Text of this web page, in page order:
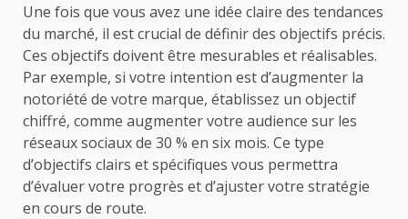
Une fois que vous avez une idée claire des tendances
du marché, il est crucial de définir des objectifs précis.
Ces objectifs doivent être mesurables et réalisables.
Par exemple, si votre intention est d’augmenter la
notoriété de votre marque, établissez un objectif
chiffré, comme augmenter votre audience sur les
réseaux sociaux de 30 % en six mois. Ce type
d’objectifs clairs et spécifiques vous permettra
d’évaluer votre progrès et d’ajuster votre stratégie
en cours de route.